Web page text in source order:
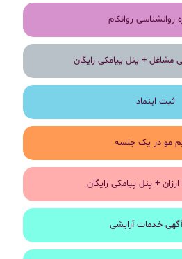
روانشناسی روانکام
+ پنل پیامکی رایگان
ثبت اینماد
مو در یک جلسه
+ پنل پیامکی رایگان
خدمات آرایشی